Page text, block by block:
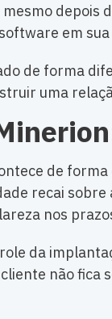
em
de forma
uma
de
recai
nos
da
não